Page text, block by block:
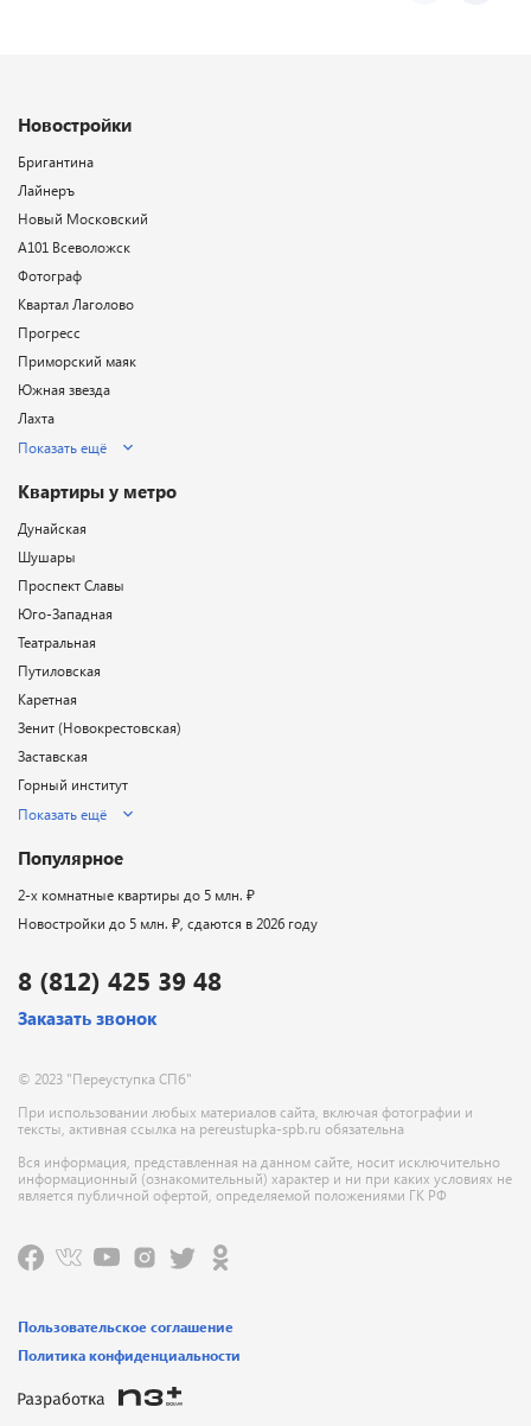
8 (812) 425 39 48
Заказать звонок
© 2023 "Переуступка СПб"
При использовании любых материалов сайта, включая фотографии и
тексты, активная ссылка на pereustupka-spb.ru обязательна
Вся информация, представленная на данном сайте, носит исключительно
информационный (ознакомительный) характер и ни при каких условиях не
является публичной офертой, определяемой положениями ГК РФ
Новостройки
Бригантина
Лайнеръ
Новый Московский
А101 Всеволожск
Фотограф
Квартал Лаголово
Прогресс
Приморский маяк
Южная звезда
Лахта
Показать ещё
Квартиры у метро
Дунайская
Шушары
Проспект Славы
Юго-Западная
Театральная
Путиловская
Каретная
Зенит (Новокрестовская)
Заставская
Горный институт
Показать ещё
Популярное
2-х комнатные квартиры до 5 млн. ₽
Новостройки до 5 млн. ₽, сдаются в 2026 году
Пользовательское соглашение
Политика конфиденциальности